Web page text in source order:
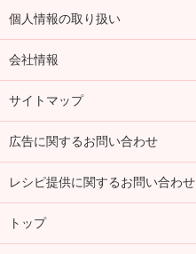
個人情報の取り扱い
会社情報
サイトマップ
広告に関するお問い合わせ
レシピ提供に関するお問い合わせ
トップ